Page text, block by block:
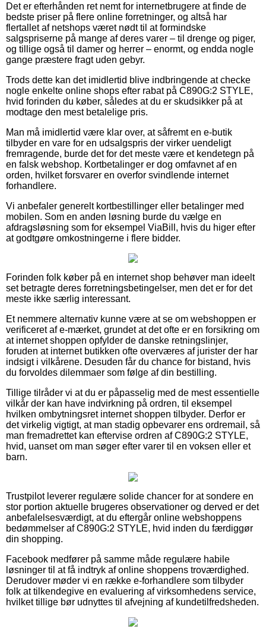
Det er efterhånden ret nemt for internetbrugere at finde de
bedste priser på flere online forretninger, og altså har
flertallet af netshops været nødt til at formindske
salgspriserne på mange af deres varer – til drenge og piger,
og tillige også til damer og herrer – enormt, og endda nogle
gange præstere fragt uden gebyr.
Trods dette kan det imidlertid blive indbringende at checke
nogle enkelte online shops efter rabat på C890G:2 STYLE,
hvid forinden du køber, således at du er skudsikker på at
modtage den mest betalelige pris.
Man må imidlertid være klar over, at såfremt en e-butik
tilbyder en vare for en udsalgspris der virker uendeligt
fremragende, burde det for det meste være et kendetegn på
en falsk webshop. Kortbetalinger er dog omfavnet af en
orden, hvilket forsvarer en overfor svindlende internet
forhandlere.
Vi anbefaler generelt kortbestillinger eller betalinger med
mobilen. Som en anden løsning burde du vælge en
afdragsløsning som for eksempel ViaBill, hvis du higer efter
at godtgøre omkostningerne i flere bidder.
Forinden folk køber på en internet shop behøver man ideelt
set betragte deres forretningsbetingelser, men det er for det
meste ikke særlig interessant.
Et nemmere alternativ kunne være at se om webshoppen er
verificeret af e-mærket, grundet at det ofte er en forsikring om
at internet shoppen opfylder de danske retningslinjer,
foruden at internet butikken ofte overværes af jurister der har
indsigt i vilkårene. Desuden får du chance for bistand, hvis
du forvoldes dilemmaer som følge af din bestilling.
Tillige tilråder vi at du er påpasselig med de mest essentielle
vilkår der kan have indvirkning på ordren, til eksempel
hvilken ombytningsret internet shoppen tilbyder. Derfor er
det virkelig vigtigt, at man stadig opbevarer ens ordremail, så
man fremadrettet kan eftervise ordren af C890G:2 STYLE,
hvid, uanset om man søger efter varer til en voksen eller et
barn.
Trustpilot leverer regulære solide chancer for at sondere en
stor portion aktuelle brugeres observationer og derved er det
anbefalelsesværdigt, at du eftergår online webshoppens
bedømmelser af C890G:2 STYLE, hvid inden du færdiggør
din shopping.
Facebook medfører på samme måde regulære habile
løsninger til at få indtryk af online shoppens troværdighed.
Derudover møder vi en række e-forhandlere som tilbyder
folk at tilkendegive en evaluering af virksomhedens service,
hvilket tillige bør udnyttes til afvejning af kundetilfredsheden.